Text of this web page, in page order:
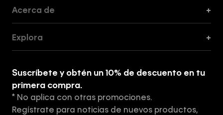
Acerca de +
Tiendas
Aviso de privacidad
Explora +
Suscríbete y obtén un 10% de descuento en tu
primera compra.
* No aplica con otras promociones.
Regístrate para noticias de nuevos productos,